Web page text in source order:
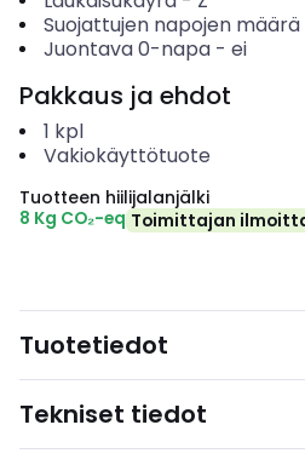
Suojattujen napojen määrä
Juontava 0-napa- ei
Pakkaus ja ehdot
1 kpl
Vakiokäyttötuote
Tuotteen hiilijalanjälki
8 Kg CO₂-eq Toimittajan
Tuotetiedot
Tekniset tiedot